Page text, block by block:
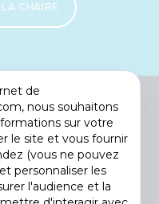
CHAIRE
de
nous souhaitons
sur votre
le site et vous fournir
(vous ne pouvez
personnaliser les
l'audience et la